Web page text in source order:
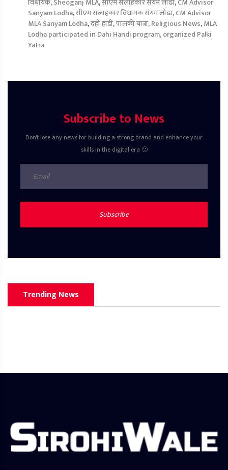
Sanyam Lodha,सीएम सलाहकार विधायक संयम लोढा,CM Advisor
MLA Sanyam Lodha,दही हांडी,पालकी यात्रा,Religious News,MLA
Lodha participated in Dahi Handi program, organized Palki
Yatra
Subscribe to News
Don't lose any news for building a strong brand and enhance your
skills in the digital era 🙂
Subscribe
Trending News